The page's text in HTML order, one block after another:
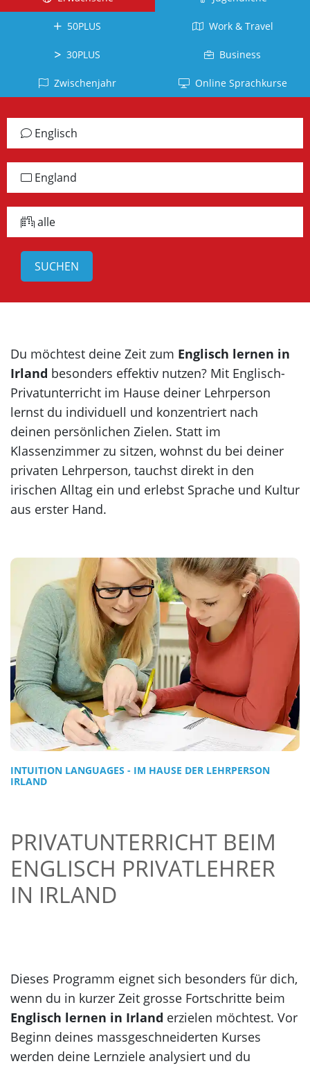
50PLUS Work & Travel
30PLUS Business
Zwischenjahr Online Sprachkurse
Englisch
England
alle
Du möchtest deine Zeit zum Englisch lernen in
Irland besonders effektiv nutzen? Mit Englisch-
Privatunterricht im Hause deiner Lehrperson
lernst du individuell und konzentriert nach
deinen persönlichen Zielen. Statt im
Klassenzimmer zu sitzen, wohnst du bei deiner
privaten Lehrperson, tauchst direkt in den
irischen Alltag ein und erlebst Sprache und Kultur
aus erster Hand.
INTUITION LANGUAGES - IM HAUSE DER LEHRPERSON
IRLAND
PRIVATUNTERRICHT BEIM
ENGLISCH PRIVATLEHRER
IN IRLAND
Dieses Programm eignet sich besonders für dich,
wenn du in kurzer Zeit grosse Fortschritte beim
Englisch lernen in Irland erzielen möchtest. Vor
Beginn deines massgeschneiderten Kurses
werden deine Lernziele analysiert und du
Kanada
Neuseeland
Südafrika
Irland
Schottland
Jamaika
alle
Länder
La
Arabisch
Jordanien
Türkei
Republik
Brasilien
Deutsch
Deutschland
Japanisch
Japan
Vietnam
Lettland